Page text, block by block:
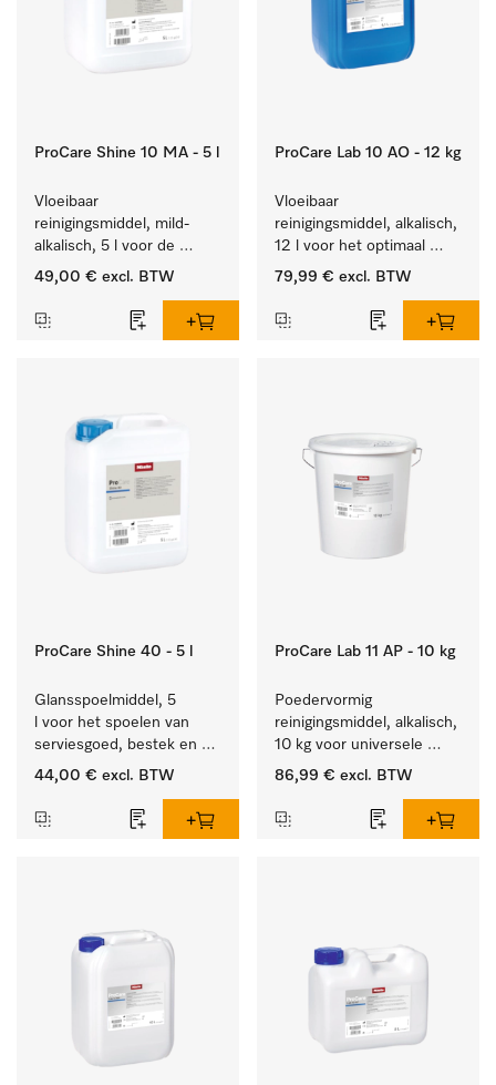
ProCare Shine 10 MA - 5 l
Vloeibaar
reinigingsmiddel, mild-
alkalisch, 5 l voor de
reiniging van lichte
bestek en glazen.
49,00 € excl. BTW
ProCare Lab 10 AO - 12 kg
Vloeibaar
reinigingsmiddel, alkalisch,
12 l voor het optimaal
behandelen van
79,99 € excl. BTW
ProCare Shine 40 - 5 l
Glansspoelmiddel, 5
l voor het spoelen van
serviesgoed, bestek en
ideaal voor glazen.
44,00 € excl. BTW
ProCare Lab 11 AP - 10 kg
Poedervormig
reinigingsmiddel, alkalisch,
10 kg voor universele
machinale reiniging van
gerei.
86,99 € excl. BTW